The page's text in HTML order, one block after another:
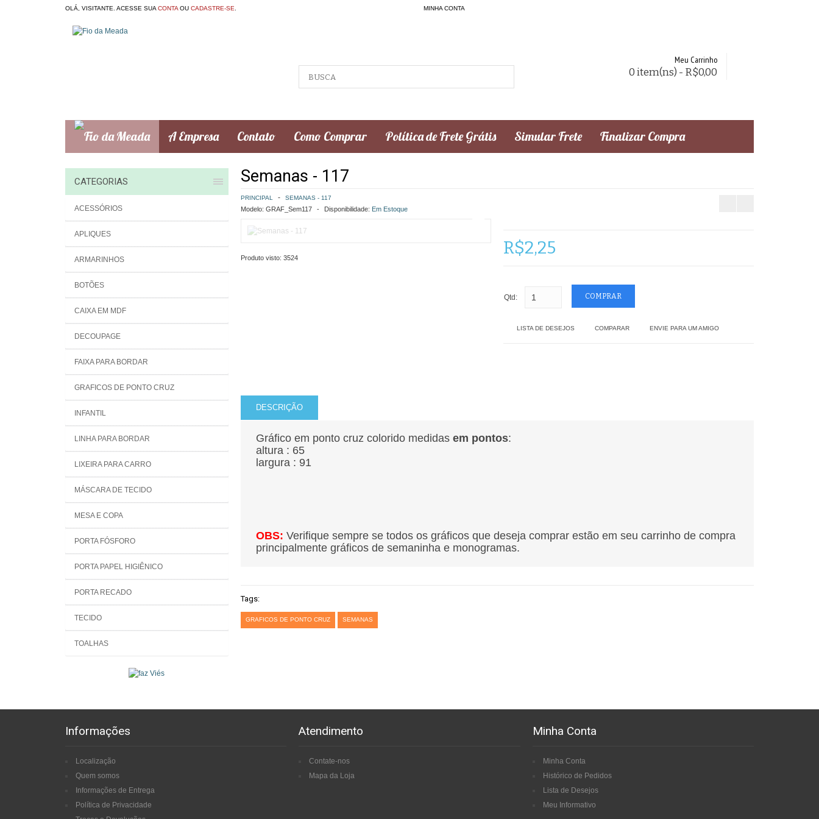
OLÁ, VISITANTE. ACESSE SUA CONTA OU CADASTRE-SE MINHA CONTA
Meu Carrinho
0 item(ns) - R$0,00
A Empresa Contato Como Comprar Política de Frete Grátis Simular Frete Finalizar Compra
CATEGORIAS
ACESSÓRIOS
APLIQUES
ARMARINHOS
BOTÕES
CAIXA EM MDF
DECOUPAGE
FAIXA PARA BORDAR
GRAFICOS DE PONTO CRUZ
INFANTIL
LINHA PARA BORDAR
LIXEIRA PARA CARRO
MÁSCARA DE TECIDO
MESA E COPA
PORTA FÓSFORO
PORTA PAPEL HIGIÊNICO
PORTA RECADO
TECIDO
TOALHAS
Semanas - 117
PRINCIPAL SEMANAS - 117
Modelo: GRAF_Sem117 Disponibilidade: Em Estoque
Produto visto: 3524 R$2,25
Qtd:
LISTA DE DESEJOS COMPARAR ENVIE PARA UM AMIGO
DESCRIÇÃO
Gráfico em ponto cruz colorido medidas em pontos:
altura : 65
largura : 91
OBS: Verifique sempre se todos os gráficos que deseja comprar estão em seu carrinho de compra
principalmente gráficos de semaninha e monogramas.
Tags:
GRAFICOS DE PONTO CRUZ SEMANAS
Informações
Localização
Quem somos
Informações de Entrega
Política de Privacidade
Atendimento
Contate-nos
Mapa da Loja
Minha Conta
Minha Conta
Histórico de Pedidos
Lista de Desejos
Meu Informativo